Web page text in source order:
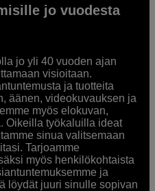
jo vuodesta
jo yli 40 vuoden ajan
visioitaan.
ja tuotteita
äänen, videokuvauksen ja
myös elokuvan,
Oikeilla työkaluilla ideat
sinua valitsemaan
Tarjoamme
myös henkilökohtaista
ja
löydät juuri sinulle sopivan